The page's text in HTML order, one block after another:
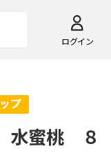
ログイン
水蜜桃 ８